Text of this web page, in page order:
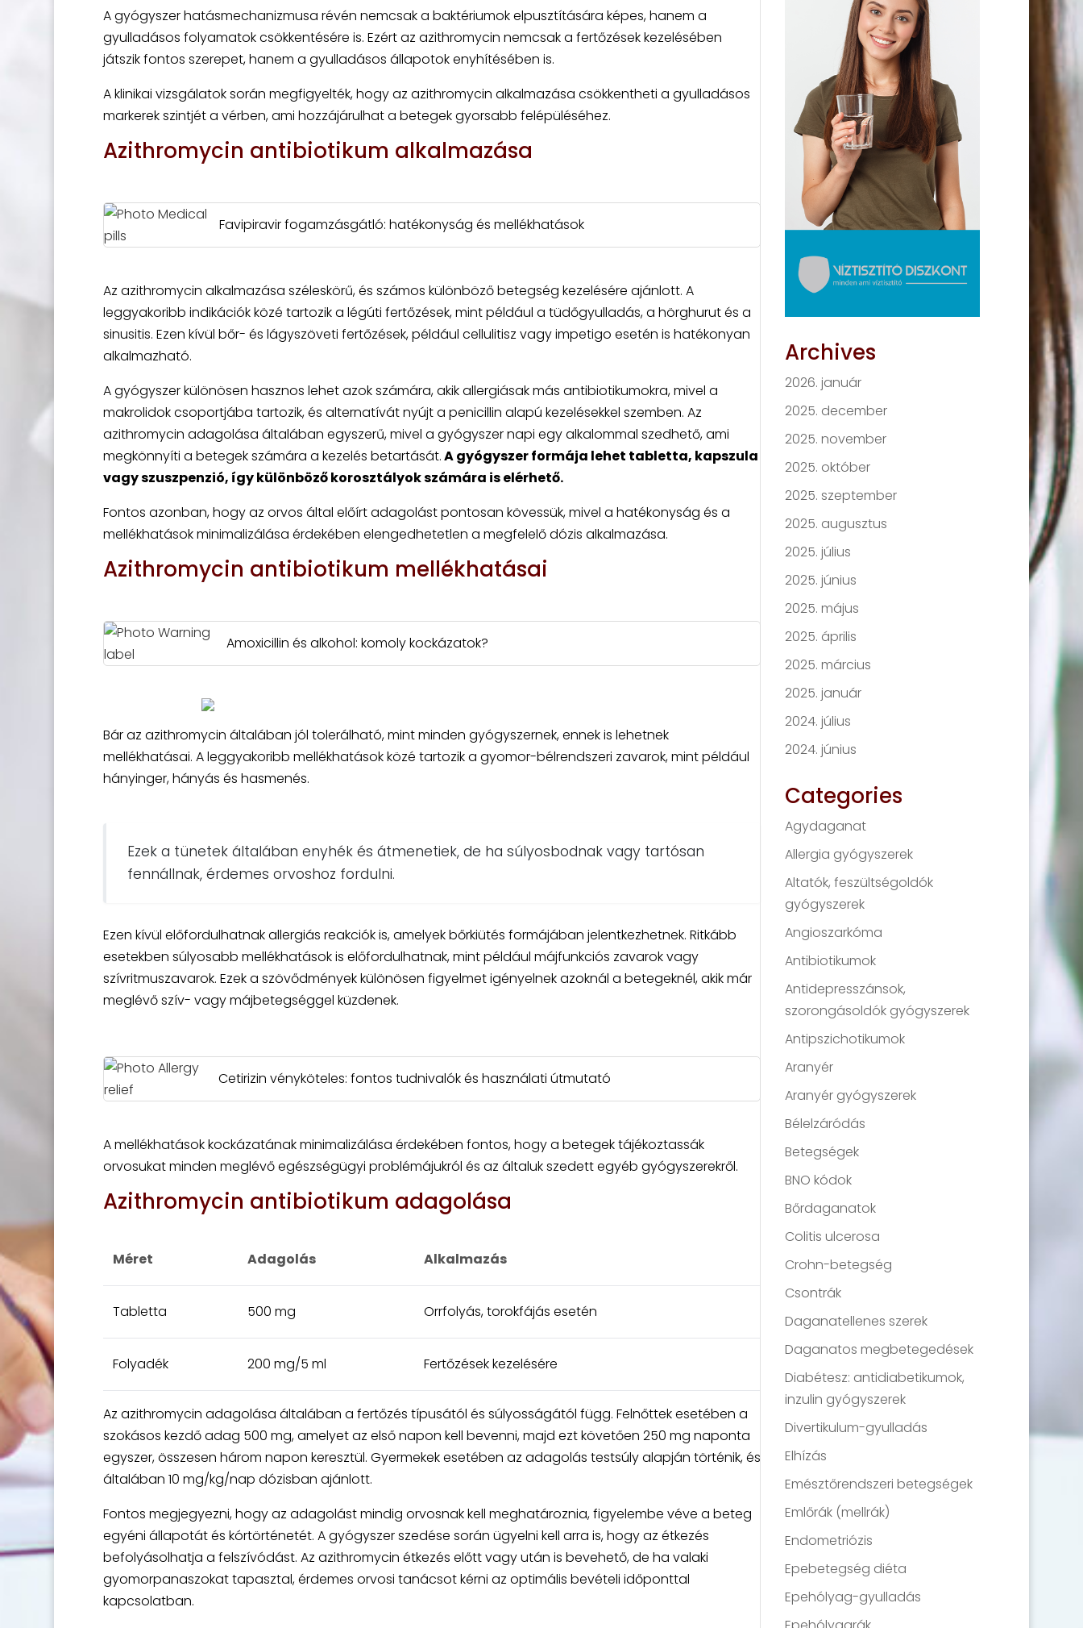
A gyógyszer hatásmechanizmusa révén nemcsak a baktériumok elpusztítására képes, hanem a
gyulladásos folyamatok csökkentésére is. Ezért az azithromycin nemcsak a fertőzések kezelésében
játszik fontos szerepet, hanem a gyulladásos állapotok enyhítésében is.
A klinikai vizsgálatok során megfigyelték, hogy az azithromycin alkalmazása csökkentheti a gyulladásos
markerek szintjét a vérben, ami hozzájárulhat a betegek gyorsabb felépüléséhez.
Azithromycin antibiotikum alkalmazása
Favipiravir fogamzásgátló: hatékonyság és mellékhatások
Az azithromycin alkalmazása széleskörű, és számos különböző betegség kezelésére ajánlott. A
leggyakoribb indikációk közé tartozik a légúti fertőzések, mint például a tüdőgyulladás, a hörghurut és a
sinusitis. Ezen kívül bőr- és lágyszöveti fertőzések, például cellulitisz vagy impetigo esetén is hatékonyan
alkalmazható.
A gyógyszer különösen hasznos lehet azok számára, akik allergiásak más antibiotikumokra, mivel a
makrolidok csoportjába tartozik, és alternatívát nyújt a penicillin alapú kezelésekkel szemben. Az
azithromycin adagolása általában egyszerű, mivel a gyógyszer napi egy alkalommal szedhető, ami
megkönnyíti a betegek számára a kezelés betartását.A gyógyszer formája lehet tabletta, kapszula
vagy szuszpenzió, így különböző korosztályok számára is elérhető.
Fontos azonban, hogy az orvos által előírt adagolást pontosan kövessük, mivel a hatékonyság és a
mellékhatások minimalizálása érdekében elengedhetetlen a megfelelő dózis alkalmazása.
Azithromycin antibiotikum mellékhatásai
Amoxicillin és alkohol: komoly kockázatok?
Bár az azithromycin általában jól tolerálható, mint minden gyógyszernek, ennek is lehetnek
mellékhatásai. A leggyakoribb mellékhatások közé tartozik a gyomor-bélrendszeri zavarok, mint például
hányinger, hányás és hasmenés.
Ezek a tünetek általában enyhék és átmenetiek, de ha súlyosbodnak vagy tartósan
fennállnak, érdemes orvoshoz fordulni.
Ezen kívül előfordulhatnak allergiás reakciók is, amelyek bőrkiütés formájában jelentkezhetnek. Ritkább
esetekben súlyosabb mellékhatások is előfordulhatnak, mint például májfunkciós zavarok vagy
szívritmuszavarok. Ezek a szövődmények különösen figyelmet igényelnek azoknál a betegeknél, akik már
meglévő szív- vagy májbetegséggel küzdenek.
Cetirizin vényköteles: fontos tudnivalók és használati útmutató
A mellékhatások kockázatának minimalizálása érdekében fontos, hogy a betegek tájékoztassák
orvosukat minden meglévő egészségügyi problémájukról és az általuk szedett egyéb gyógyszerekről.
Azithromycin antibiotikum adagolása
Méret Adagolás Alkalmazás
Tabletta 500 mg Orrfolyás, torokfájás esetén
Folyadék 200 mg/5 ml Fertőzések kezelésére
Az azithromycin adagolása általában a fertőzés típusától és súlyosságától függ. Felnőttek esetében a
szokásos kezdő adag 500 mg, amelyet az első napon kell bevenni, majd ezt követően 250 mg naponta
egyszer, összesen három napon keresztül. Gyermekek esetében az adagolás testsúly alapján történik, és
általában 10 mg/kg/nap dózisban ajánlott.
Fontos megjegyezni, hogy az adagolást mindig orvosnak kell meghatároznia, figyelembe véve a beteg
egyéni állapotát és kórtörténetét. A gyógyszer szedése során ügyelni kell arra is, hogy az étkezés
befolyásolhatja a felszívódást. Az azithromycin étkezés előtt vagy után is bevehető, de ha valaki
gyomorpanaszokat tapasztal, érdemes orvosi tanácsot kérni az optimális bevételi időponttal
kapcsolatban.
Archives
2026. január
2025. december
2025. november
2025. október
2025. szeptember
2025. augusztus
2025. július
2025. június
2025. május
2025. április
2025. március
2025. január
2024. július
2024. június
Categories
Agydaganat
Allergia gyógyszerek
Altatók, feszültségoldók
gyógyszerek
Angioszarkóma
Antibiotikumok
Antidepresszánsok,
szorongásoldók gyógyszerek
Antipszichotikumok
Aranyér
Aranyér gyógyszerek
Bélelzáródás
Betegségek
BNO kódok
Bőrdaganatok
Colitis ulcerosa
Crohn-betegség
Csontrák
Daganatellenes szerek
Daganatos megbetegedések
Diabétesz: antidiabetikumok,
inzulin gyógyszerek
Divertikulum-gyulladás
Elhízás
Emésztőrendszeri betegségek
Emlőrák (mellrák)
Endometriózis
Epebetegség diéta
Epehólyag-gyulladás